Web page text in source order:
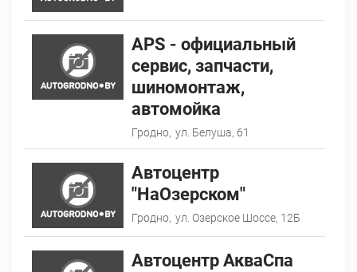
АPS - официальный
сервис, запчасти,
шиномонтаж,
автомойка
Гродно, ул. Белуша, 61
Автоцентр
"НаОзерском"
Гродно, ул. Озерское Шоссе, 12Б
Автоцентр АкваСпа